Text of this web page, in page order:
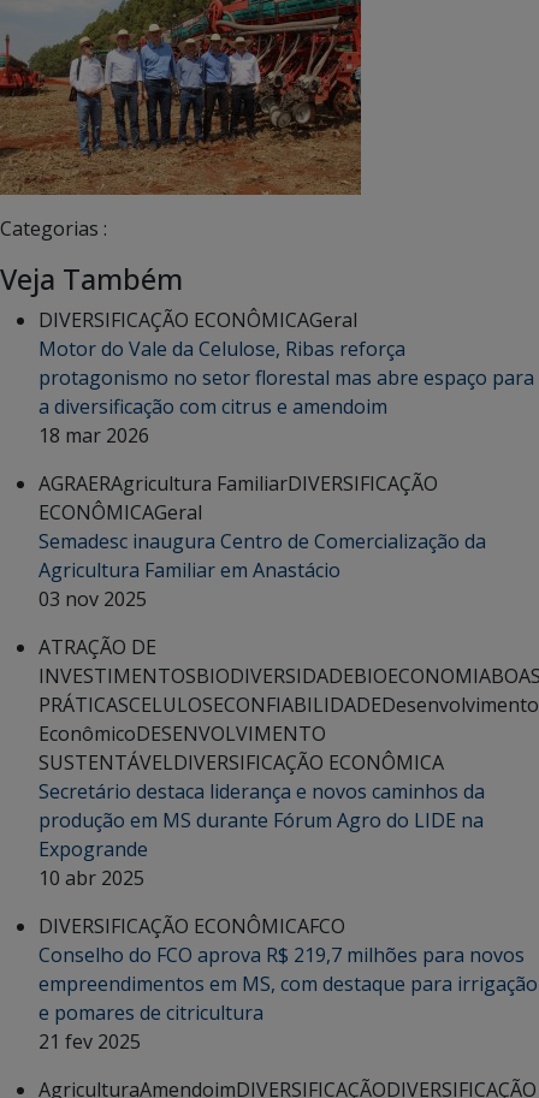
Categorias :
Veja Também
DIVERSIFICAÇÃO ECONÔMICAGeral
Motor do Vale da Celulose, Ribas reforça
protagonismo no setor florestal mas abre espaço para
a diversificação com citrus e amendoim
18 mar 2026
AGRAERAgricultura FamiliarDIVERSIFICAÇÃO
ECONÔMICAGeral
Semadesc inaugura Centro de Comercialização da
Agricultura Familiar em Anastácio
03 nov 2025
ATRAÇÃO DE
INVESTIMENTOSBIODIVERSIDADEBIOECONOMIA
PRÁTICASCELULOSECONFIABILIDADEDesenvolvimento
EconômicoDESENVOLVIMENTO
SUSTENTÁVELDIVERSIFICAÇÃO ECONÔMICA
Secretário destaca liderança e novos caminhos da
produção em MS durante Fórum Agro do LIDE na
Expogrande
10 abr 2025
DIVERSIFICAÇÃO ECONÔMICAFCO
Conselho do FCO aprova R$ 219,7 milhões para novos
empreendimentos em MS, com destaque para irrigação
e pomares de citricultura
21 fev 2025
AgriculturaAmendoimDIVERSIFICAÇÃODIVERSIFICAÇÃO